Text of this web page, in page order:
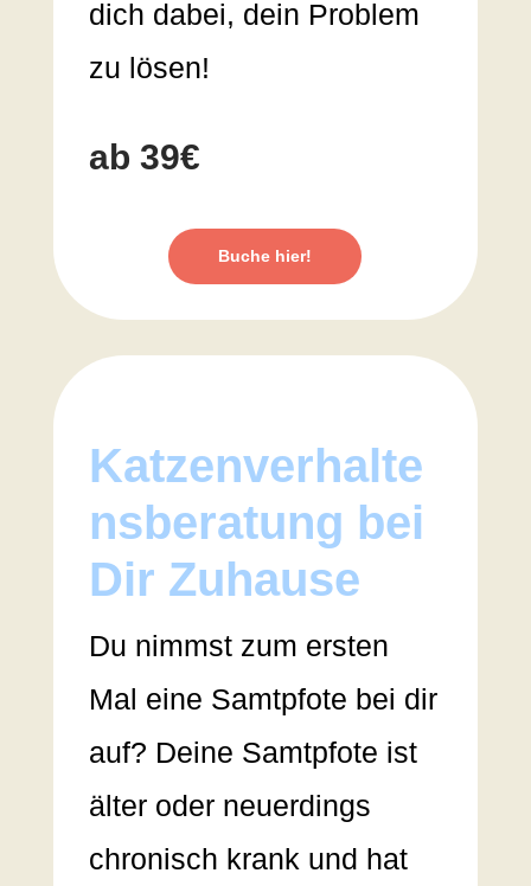
dich dabei, dein Problem
zu lösen!
ab 39€
Buche hier!
Katzenverhalte
nsberatung bei
Dir Zuhause
Du nimmst zum ersten
Mal eine Samtpfote bei dir
auf? Deine Samtpfote ist
älter oder neuerdings
chronisch krank und hat